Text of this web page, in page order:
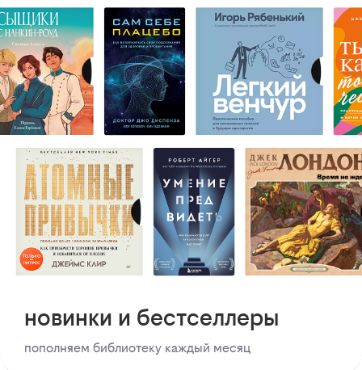
новинки и бестселлеры
пополняем библиотеку каждый месяц